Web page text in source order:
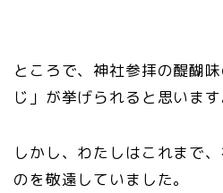
ところで、神社参拝の醍醐
じ」が挙げられると思います
しかし、わたしはこれまで
のを敬遠していました。